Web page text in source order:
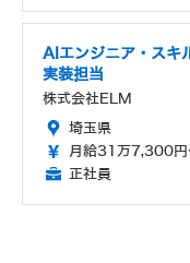
AIエンジニア・スキ
実装担当
株式会社ELM
埼玉県
月給31万7,300円
正社員